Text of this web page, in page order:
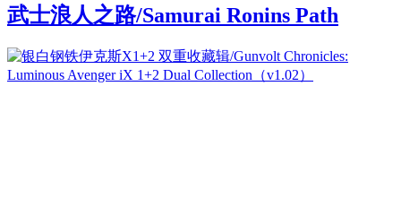
武士浪人之路/Samurai Ronins Path